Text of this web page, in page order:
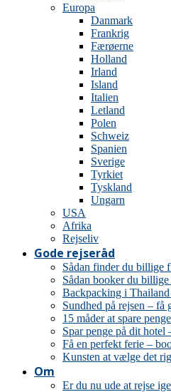
Europa
Danmark
Frankrig
Færøerne
Holland
Irland
Island
Italien
Letland
Polen
Schweiz
Spanien
Sverige
Tyrkiet
Tyskland
Ungarn
USA
Afrika
Rejseliv
Gode rejseråd
Sådan finder du billige
Sådan booker du
Backpacking i Thailand
Sundhed på rejsen – få
15 måder at spare
Spar penge på dit hotel
Få en perfekt ferie –
Kunsten at vælge det
Om
Er du nu ude at rejse